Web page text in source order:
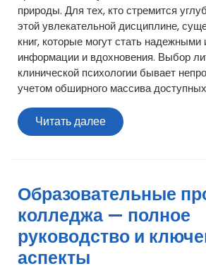
природы. Для тех, кто стремится
этой увлекательной дисциплине,
книг, которые могут стать надежными
информации и вдохновения. Выбор
клинической психологии бывает
учетом обширного массива
Читать далееЧитать
далее
Образовательные
колледжа — полное
руководство и
аспекты